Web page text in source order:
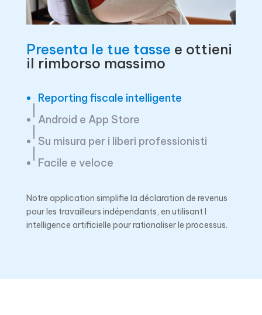
Presenta le tue tasse e ottieni
il rimborso massimo
Reporting fiscale intelligente
Android e App Store
Su misura per i liberi professionisti
Facile e veloce
Notre application simplifie la déclaration de revenus
pour les travailleurs indépendants, en utilisant l
intelligence artificielle pour rationaliser le processus.